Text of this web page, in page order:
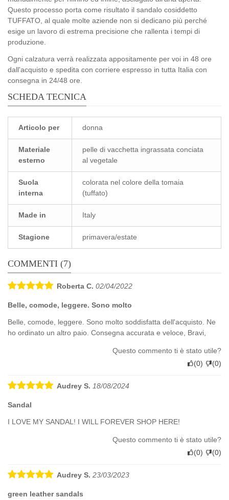
Questo processo porta come risultato il sandalo cosiddetto
TUFFATO, al quale molte aziende non si dedicano più perché
esige un lavoro di estrema precisione che rallenta i tempi di
produzione.
Ogni calzatura verrà realizzata appositamente per voi in 48 ore
dall'acquisto e spedita con corriere espresso in tutta Italia con
consegna in 24/48 ore.
SCHEDA TECNICA
Articolo per donna
Materiale
esterno
pelle di vacchetta ingrassata conciata
al vegetale
Suola
interna
colorata nel colore della tomaia
(tuffato)
Made in Italy
Stagione primavera/estate
COMMENTI (7)
Roberta C. 02/04/2022
Belle, comode, leggere. Sono molto
Belle, comode, leggere. Sono molto soddisfatta dell'acquisto. Ne
ho ordinato un altro paio. Consegna accurata e veloce, Bravi,
Questo commento ti è stato utile?
(0) (0)
Audrey S. 18/08/2024
Sandal
I LOVE MY SANDAL! I WILL FOREVER SHOP HERE!
Questo commento ti è stato utile?
(0) (0)
Audrey S. 23/03/2023
green leather sandals